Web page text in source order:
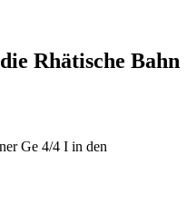
Rhätische Bahn
Ge 4/4 I in den